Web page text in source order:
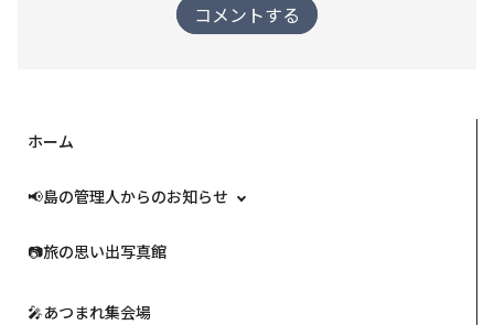
コメントする
ホーム
📢島の管理人からのお知らせ
📷️旅の思い出写真館
🎤あつまれ集会場